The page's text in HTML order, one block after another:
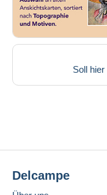
Soll
Delcampe